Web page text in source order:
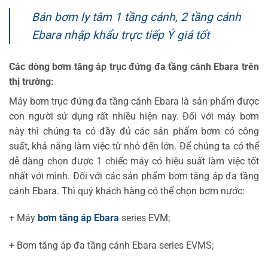
Bán bơm ly tâm 1 tầng cánh, 2 tầng cánh
Ebara nhập khẩu trực tiếp Ý giá tốt
Các dòng bơm tăng áp trục đứng đa tầng cánh Ebara trên
thị trường:
Máy bơm trục đứng đa tầng cánh Ebara là sản phẩm được
con người sử dụng rất nhiều hiện nay. Đối với máy bơm
này thì chúng ta có đầy đủ các sản phẩm bơm có công
suất, khả năng làm việc từ nhỏ đến lớn. Để chúng ta có thể
dễ dàng chọn được 1 chiếc máy có hiệu suất làm việc tốt
nhất với mình. Đối với các sản phẩm bơm tăng áp đa tầng
cánh Ebara. Thì quý khách hàng có thể chọn bơm nước:
+ Máy bơm tăng áp Ebara series EVM;
+ Bơm tăng áp đa tầng cánh Ebara series EVMS;